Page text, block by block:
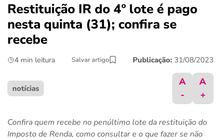
finanças
benefícios
últimas notícias
ferramentas
Restituição IR do 4º lote é pago
nesta quinta (31); confira se
recebe
4 min leitura Salvar artigo Publicação: 31/08/2023
notícias
A
-
A
+
Confira quem recebe no penúltimo lote da restituição do
Imposto de Renda, como consultar e o que fazer se não